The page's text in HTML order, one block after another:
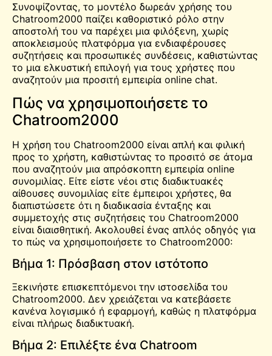
Συνοψίζοντας, το μοντέλο δωρεάν χρήσης του
Chatroom2000 παίζει καθοριστικό ρόλο στην
αποστολή του να παρέχει μια φιλόξενη, χωρίς
αποκλεισμούς πλατφόρμα για ενδιαφέρουσες
συζητήσεις και προσωπικές συνδέσεις, καθιστώντας
το μια ελκυστική επιλογή για τους χρήστες που
αναζητούν μια προσιτή εμπειρία online chat.
Πώς να χρησιμοποιήσετε το
Chatroom2000
Η χρήση του Chatroom2000 είναι απλή και φιλική
προς το χρήστη, καθιστώντας το προσιτό σε άτομα
που αναζητούν μια απρόσκοπτη εμπειρία online
συνομιλίας. Είτε είστε νέοι στις διαδικτυακές
αίθουσες συνομιλίας είτε έμπειροι χρήστες, θα
διαπιστώσετε ότι η διαδικασία ένταξης και
συμμετοχής στις συζητήσεις του Chatroom2000
είναι διαισθητική. Ακολουθεί ένας απλός οδηγός για
το πώς να χρησιμοποιήσετε το Chatroom2000:
Βήμα 1: Πρόσβαση στον ιστότοπο
Ξεκινήστε επισκεπτόμενοι την ιστοσελίδα του
Chatroom2000. Δεν χρειάζεται να κατεβάσετε
κανένα λογισμικό ή εφαρμογή, καθώς η πλατφόρμα
είναι πλήρως διαδικτυακή.
Βήμα 2: Επιλέξτε ένα Chatroom